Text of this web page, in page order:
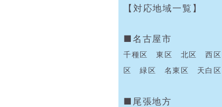
【対応地域一覧】
■名古屋市
千種区 東区 北区 西
区 緑区 名東区 天白区
■尾張地方